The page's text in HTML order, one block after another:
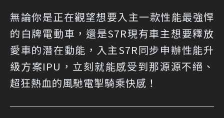
無論你是正在觀望想要入主一款性能最強悍
的白牌電動車，還是S7R現有車主想要釋放
愛車的潛在動能，入主S7R同步申辦性能升
級方案IPU，立刻就能感受到那源源不絕、
超狂熱血的風馳電掣騎乘快感！